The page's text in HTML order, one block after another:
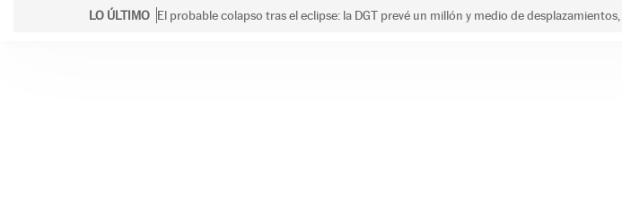
LO ÚLTIMO El probable colapso tras el eclipse: la DGT prevé un millón y medio de